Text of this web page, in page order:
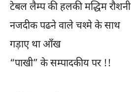
टेबल लैम्प की हलकी मद्धिम रौशनी
नजदीक पढने वाले चश्मे के साथ
गड़ाए था आँख
“पाखी” के सम्पादकीय पर !!